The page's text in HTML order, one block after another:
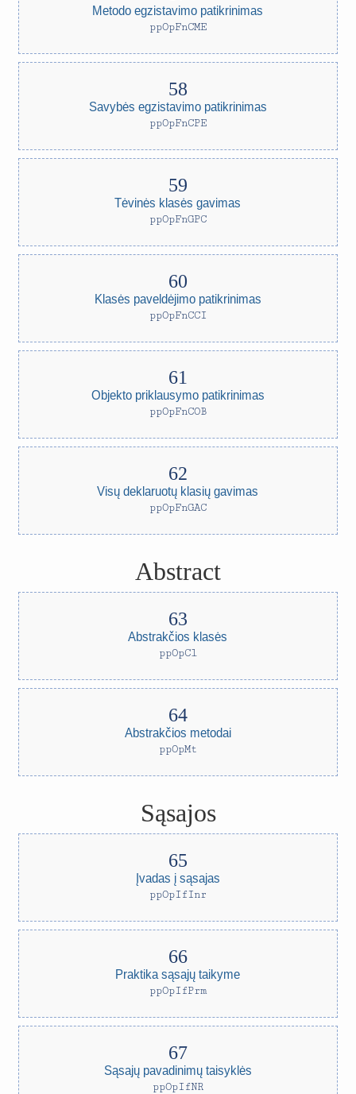
Metodo egzistavimo patikrinimas
ppOpFnCME
Savybės egzistavimo patikrinimas
ppOpFnCPE
Tėvinės klasės gavimas
ppOpFnGPC
Klasės paveldėjimo patikrinimas
ppOpFnCCI
Objekto priklausymo patikrinimas
ppOpFnCOB
Visų deklaruotų klasių gavimas
ppOpFnGAC
Abstract
Abstrakčios klasės
ppOpCl
Abstrakčios metodai
ppOpMt
Sąsajos
Įvadas į sąsajas
ppOpIfInr
Praktika sąsajų taikyme
ppOpIfPrm
Sąsajų pavadinimų taisyklės
ppOpIfNR